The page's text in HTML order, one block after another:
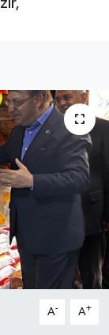
A- A+